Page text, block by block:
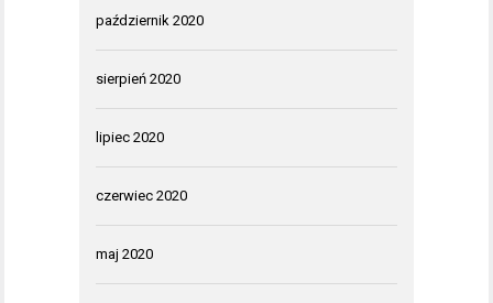
październik 2020
sierpień 2020
lipiec 2020
czerwiec 2020
maj 2020